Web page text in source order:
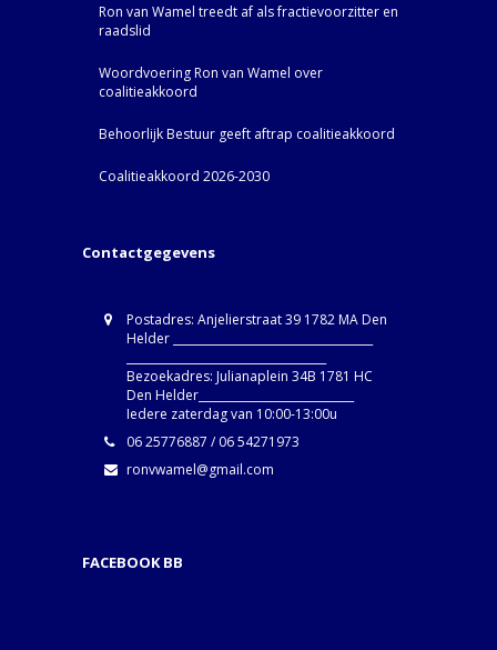
Ron van Wamel treedt af als fractievoorzitter en
raadslid
Woordvoering Ron van Wamel over
coalitieakkoord
Behoorlijk Bestuur geeft aftrap coalitieakkoord
Coalitieakkoord 2026-2030
Contactgegevens
Postadres: Anjelierstraat 39 1782 MA Den
Helder ____________________________________
Bezoekadres: Julianaplein 34B 1781 HC
Den Helder____________________________
Iedere zaterdag van 10:00-13:00u
06 25776887 / 06 54271973
ronvwamel@gmail.com
FACEBOOK BB